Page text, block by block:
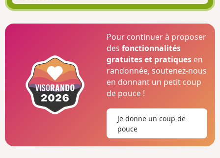
Pour continuer à proposer
desfonctionnalités
gratuites et pratiques en
randonnée, soutenez-nous
en donnant un petit coup
de pouce !
Je donne un coup de
pouce